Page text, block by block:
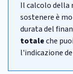
Il calcolo della
sostenere è
durata del
totaleche
l'indicazione